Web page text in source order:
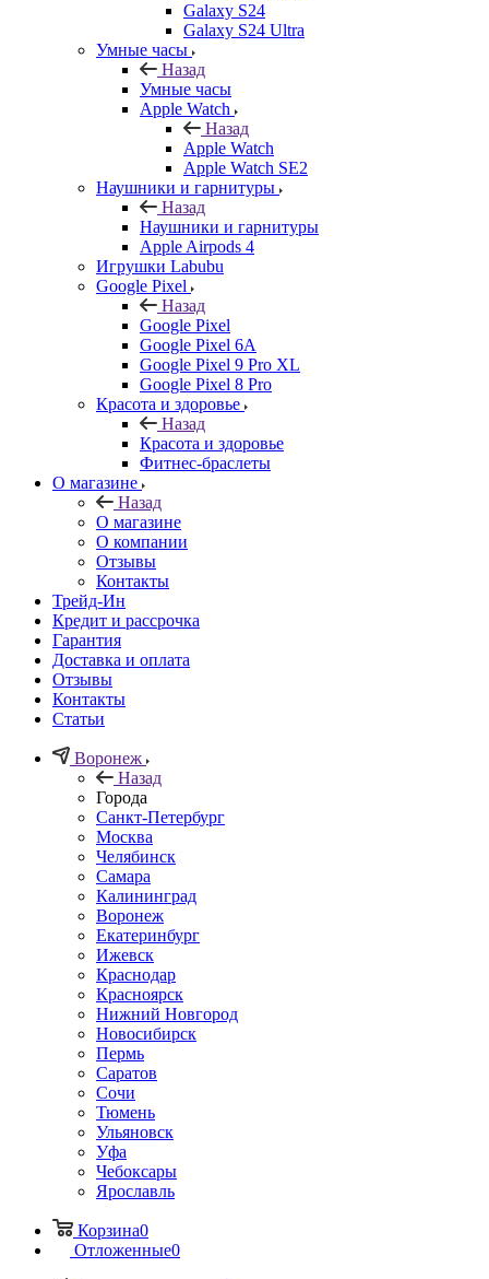
Galaxy S24
Galaxy S24 Ultra
Умные часы
Назад
Умные часы
Apple Watch
Назад
Apple Watch
Apple Watch SE2
Наушники и гарнитуры
Назад
Наушники и гарнитуры
Apple Airpods 4
Игрушки Labubu
Google Pixel
Назад
Google Pixel
Google Pixel 6A
Google Pixel 9 Pro XL
Google Pixel 8 Pro
Красота и здоровье
Назад
Красота и здоровье
Фитнес-браслеты
О магазине
Назад
О магазине
О компании
Отзывы
Контакты
Трейд-Ин
Кредит и рассрочка
Гарантия
Доставка и оплата
Отзывы
Контакты
Статьи
Воронеж
Назад
Города
Санкт-Петербург
Москва
Челябинск
Самара
Калининград
Воронеж
Екатеринбург
Ижевск
Краснодар
Красноярск
Нижний Новгород
Новосибирск
Пермь
Саратов
Сочи
Тюмень
Ульяновск
Уфа
Чебоксары
Ярославль
Корзина0
Отложенные0